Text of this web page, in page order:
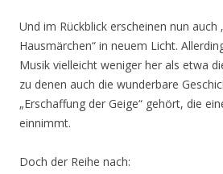
Und im Rückblick erscheinen nun auch
Hausmärchen“ in neuem Licht.
Musik vielleicht weniger her als etwa
zu denen auch die wunderbare
„Erschaffung der Geige“ gehört, die
einnimmt.
Doch der Reihe nach: